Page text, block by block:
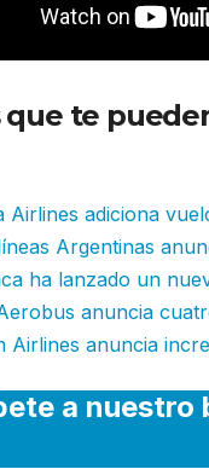
que te
Airlines adiciona
Argentinas
ha lanzado un
anuncia
Airlines anuncia
a nuestro